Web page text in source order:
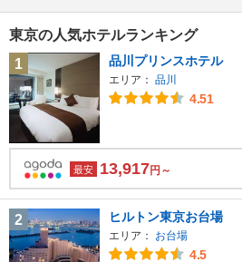
東京の人気ホテルランキング
1
品川プリンスホテル
エリア： 品川
4.51
最安 13,917円～
2 ヒルトン東京お台場
エリア： お台場
4.5